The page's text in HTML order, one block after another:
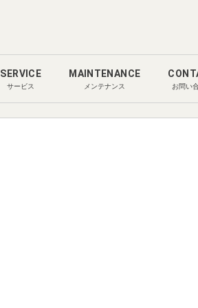
SERVICE
サービス
MAINTENANCE
メンテナンス お問い